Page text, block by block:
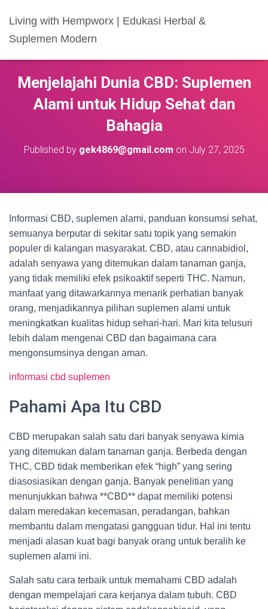
Living with Hempworx | Edukasi Herbal &
Suplemen Modern
Menjelajahi Dunia CBD: Suplemen
Alami untuk Hidup Sehat dan
Bahagia
Published by gek4869@gmail.com on July 27, 2025
Informasi CBD, suplemen alami, panduan konsumsi sehat,
semuanya berputar di sekitar satu topik yang semakin
populer di kalangan masyarakat. CBD, atau cannabidiol,
adalah senyawa yang ditemukan dalam tanaman ganja,
yang tidak memiliki efek psikoaktif seperti THC. Namun,
manfaat yang ditawarkannya menarik perhatian banyak
orang, menjadikannya pilihan suplemen alami untuk
meningkatkan kualitas hidup sehari-hari. Mari kita telusuri
lebih dalam mengenai CBD dan bagaimana cara
mengonsumsinya dengan aman.
informasi cbd suplemen
Pahami Apa Itu CBD
CBD merupakan salah satu dari banyak senyawa kimia
yang ditemukan dalam tanaman ganja. Berbeda dengan
THC, CBD tidak memberikan efek “high” yang sering
diasosiasikan dengan ganja. Banyak penelitian yang
menunjukkan bahwa **CBD** dapat memiliki potensi
dalam meredakan kecemasan, peradangan, bahkan
membantu dalam mengatasi gangguan tidur. Hal ini tentu
menjadi alasan kuat bagi banyak orang untuk beralih ke
suplemen alami ini.
Salah satu cara terbaik untuk memahami CBD adalah
dengan mempelajari cara kerjanya dalam tubuh. CBD